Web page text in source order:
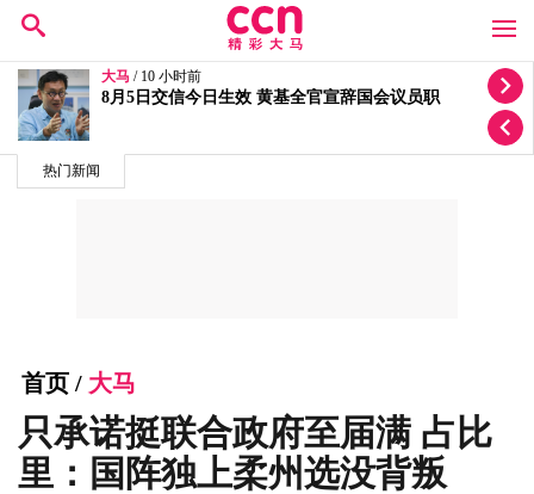
热门新闻
大马 / 10 小时前
安华动小手术至少休假两天 扎希吁人民为首相祈祷
首页 / 大马
只承诺挺联合政府至届满 占比
里：国阵独上柔州选没背叛